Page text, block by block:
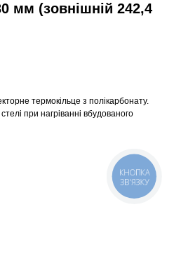
мм (зовнішній 242,4
термокільце з полікарбонату.
при нагріванні вбудованого
КНОПКА
ЗВ'ЯЗКУ